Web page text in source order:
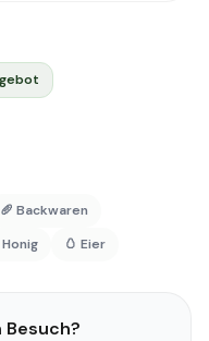
🥖 Backwaren
Honig 🥚 Eier